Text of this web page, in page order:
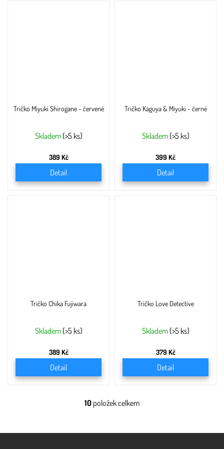
Tričko Miyuki Shirogane - červené
Skladem (>5 ks)
389 Kč
Detail
Tričko Kaguya & Miyuki - černé
Skladem (>5 ks)
399 Kč
Detail
Tričko Chika Fujiwara
Skladem (>5 ks)
389 Kč
Detail
Tričko Love Detective
Skladem (>5 ks)
379 Kč
Detail
O
á
10 položek celkem